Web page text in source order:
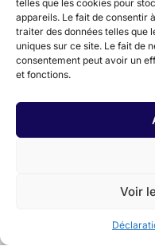
telles que les cookies pour
appareils. Le fait de consentir
traiter des données telles que
uniques sur ce site. Le fait de
consentement peut avoir un
et fonctions.
Voir
En partenariat avec